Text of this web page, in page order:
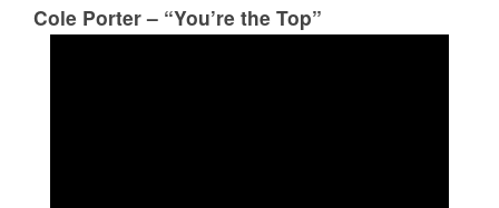
Cole Porter – “You’re the Top”